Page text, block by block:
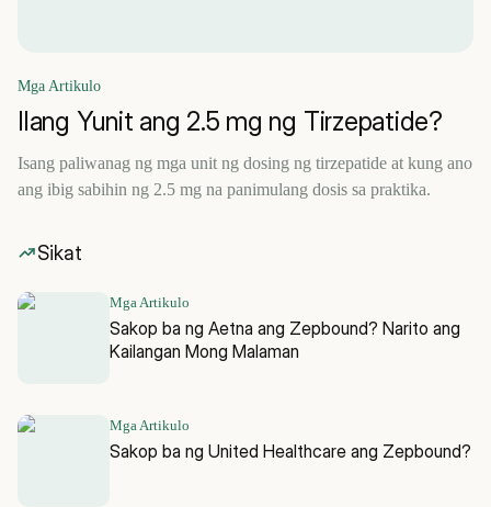
Mga Artikulo
Ilang Yunit ang 2.5 mg ng Tirzepatide?
Isang paliwanag ng mga unit ng dosing ng tirzepatide at kung ano
ang ibig sabihin ng 2.5 mg na panimulang dosis sa praktika.
Sikat
Mga Artikulo
Sakop ba ng Aetna ang Zepbound? Narito ang
Kailangan Mong Malaman
Mga Artikulo
Sakop ba ng United Healthcare ang Zepbound?